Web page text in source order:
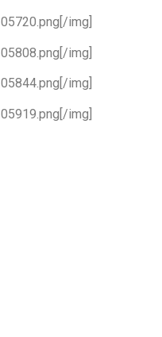
img]
img]
img]
img]